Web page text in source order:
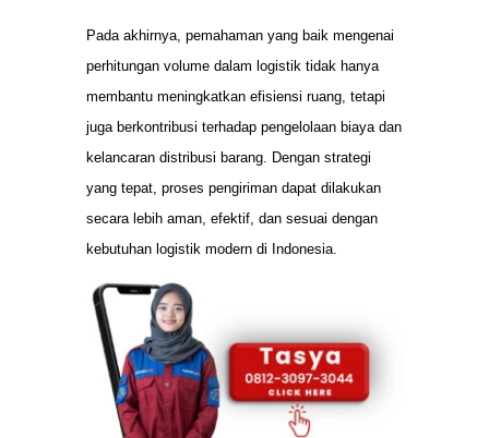
Pada akhirnya, pemahaman yang baik mengenai
perhitungan volume dalam logistik tidak hanya
membantu meningkatkan efisiensi ruang, tetapi
juga berkontribusi terhadap pengelolaan biaya dan
kelancaran distribusi barang. Dengan strategi
yang tepat, proses pengiriman dapat dilakukan
secara lebih aman, efektif, dan sesuai dengan
kebutuhan logistik modern di Indonesia.